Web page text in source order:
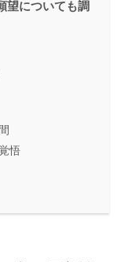
望についても調
悟